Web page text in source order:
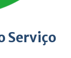
Serviço